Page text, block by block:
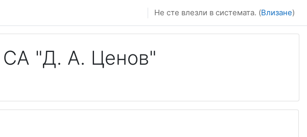
Не сте влезли в системата. (Влизане)
СА "Д. А. Ценов"